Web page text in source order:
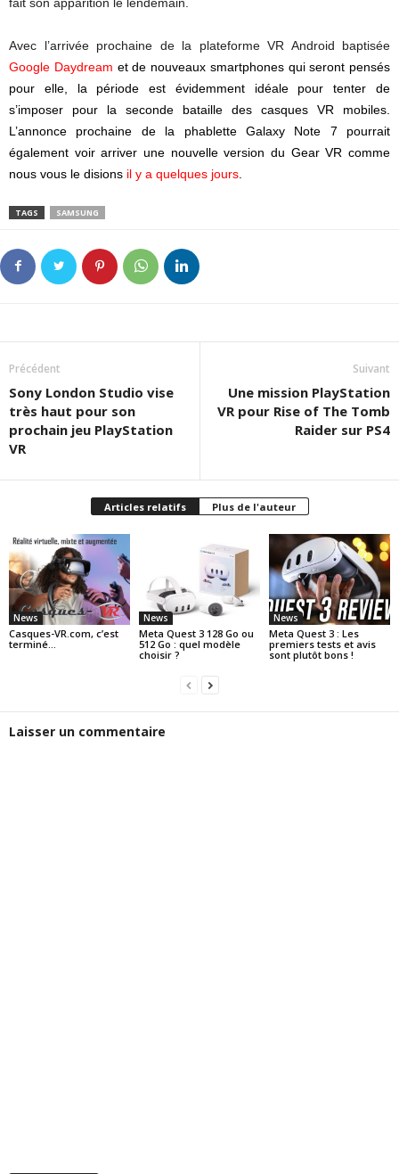
fait son apparition le lendemain.
Avec l’arrivée prochaine de la plateforme VR Android baptisée
Google Daydream et de nouveaux smartphones qui seront pensés
pour elle, la période est évidemment idéale pour tenter de
s’imposer pour la seconde bataille des casques VR mobiles.
L’annonce prochaine de la phablette Galaxy Note 7 pourrait
également voir arriver une nouvelle version du Gear VR comme
nous vous le disions il y a quelques jours.
TAGS SAMSUNG
Précédent
Sony London Studio vise
très haut pour son
prochain jeu PlayStation
VR
Suivant
Une mission PlayStation
VR pour Rise of The Tomb
Raider sur PS4
Articles relatifs Plus de l'auteur
News
Casques-VR.com, c’est
terminé…
News
Meta Quest 3 128 Go ou
512 Go : quel modèle
choisir ?
News
Meta Quest 3 : Les
premiers tests et avis
sont plutôt bons !
Laisser un commentaire